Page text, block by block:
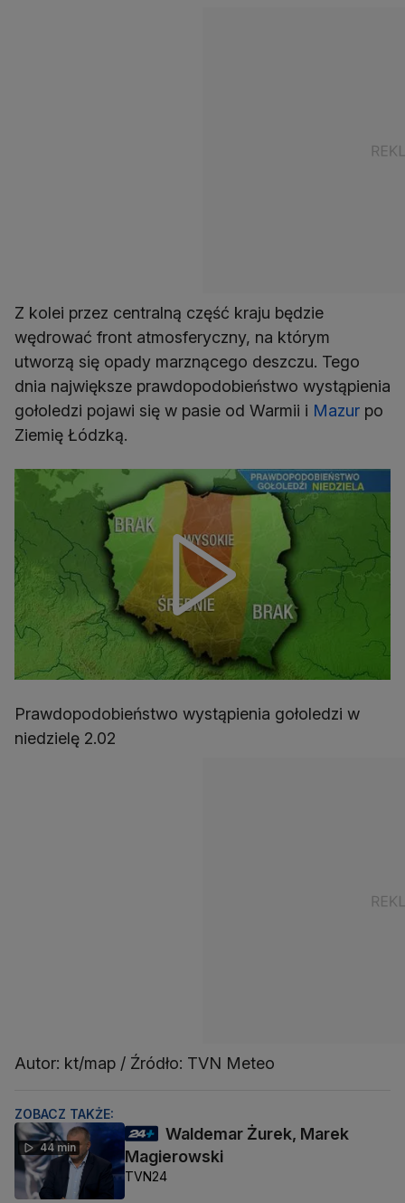
Z kolei przez centralną część kraju będzie
wędrować front atmosferyczny, na którym
utworzą się opady marznącego deszczu. Tego
dnia największe prawdopodobieństwo wystąpienia
gołoledzi pojawi się w pasie od Warmii i Mazur po
Ziemię Łódzką.
Prawdopodobieństwo wystąpienia gołoledzi w
niedzielę 2.02
Autor: kt/map / Źródło: TVN Meteo
ZOBACZ TAKŻE:
44 min
Waldemar Żurek, Marek
Magierowski
TVN24